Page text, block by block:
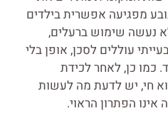
מפגיעה אפשרית בילדים
נעשה שימוש ברעלים,
עוללים לסכן, אופן בלי
כמו כן, לאחר לכידת
חי, יש לדעת מה לעשות
הפתרון הראוי.